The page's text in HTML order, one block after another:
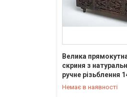
Велика
скриня з
ручне різьблення
Немає в наявності
+380 (67) 977-84-94